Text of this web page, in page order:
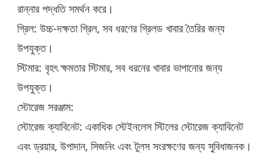
রান্নার পদ্ধতি সমর্থন করে।
গ্রিল: উচ্চ-দক্ষতা গ্রিল, সব ধরণের গ্রিলড খাবার তৈরির জন্য
উপযুক্ত।
স্টিমার: বৃহৎ ক্ষমতার স্টিমার, সব ধরনের খাবার ভাপানোর জন্য
উপযুক্ত।
স্টোরেজ সরঞ্জাম:
স্টোরেজ ক্যাবিনেট: একাধিক স্টেইনলেস স্টিলের স্টোরেজ ক্যাবিনেট
এবং ড্রয়ার, উপাদান, সিজনিং এবং টুলস সংরক্ষণের জন্য সুবিধাজনক।